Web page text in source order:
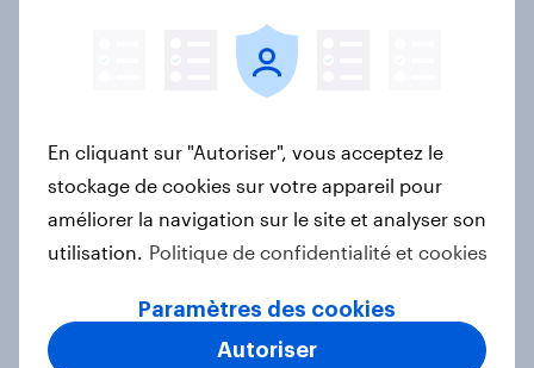
Médias & IA Générative : Révolution
Saint-Valentin 2025 : quels
prévoient les Français ?
En cliquant sur "Autoriser", vous acceptez le
stockage de cookies sur votre appareil pour
améliorer la navigation sur le site et analyser son
utilisation.
Politique de confidentialité et cookies
Paramètres des cookies
Autoriser